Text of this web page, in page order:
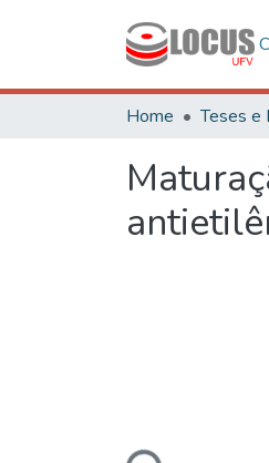
Home Teses e